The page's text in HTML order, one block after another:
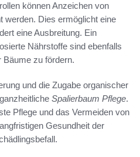
können Anzeichen von
werden. Dies ermöglicht eine
eine Ausbreitung. Ein
Nährstoffe sind ebenfalls
Bäume zu fördern.
und die Zugabe organischer
Spalierbaum Pflege.
Pflege und das Vermeiden von
Gesundheit der